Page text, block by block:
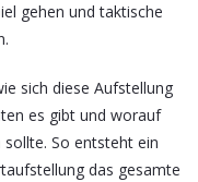
gehen und taktische
sich diese Aufstellung
es gibt und worauf
So entsteht ein
das gesamte